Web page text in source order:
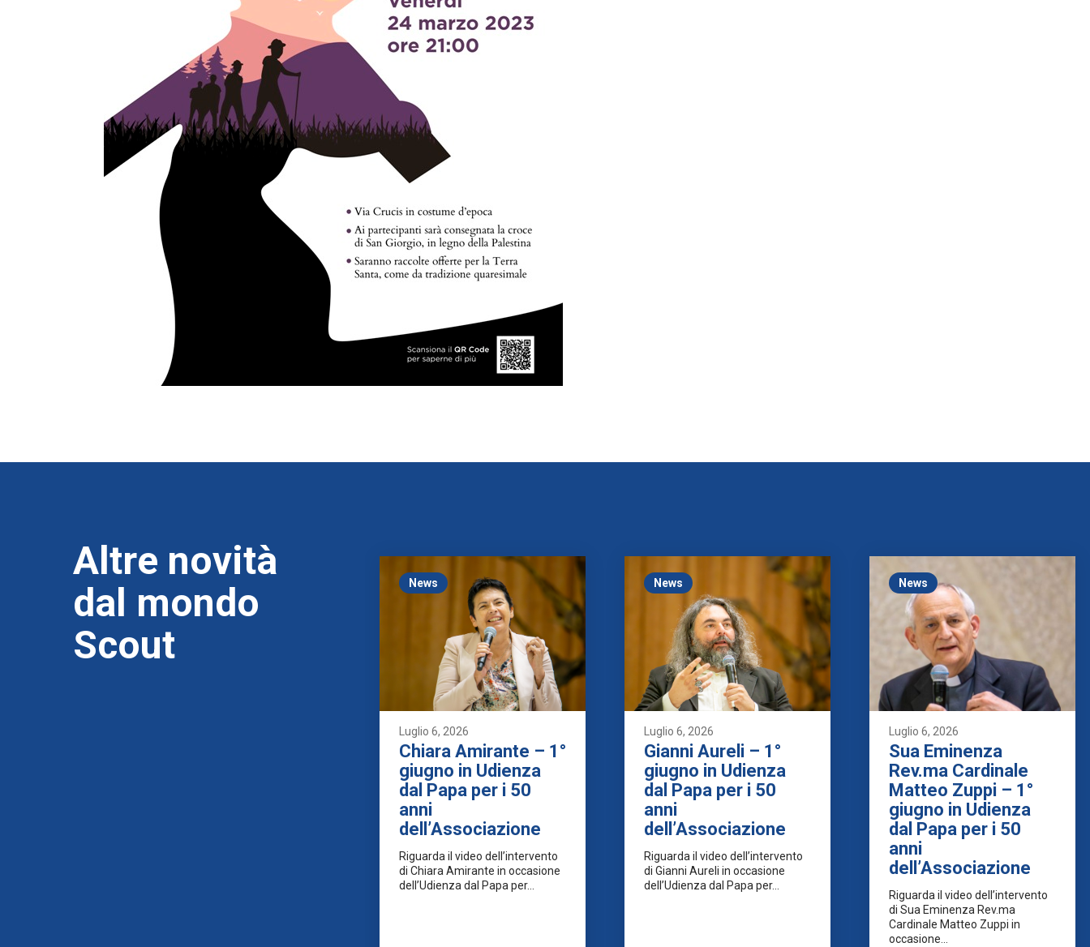
Altre novità
dal mondo
Scout
News
Luglio 6, 2026
Chiara Amirante – 1°
giugno in Udienza
dal Papa per i 50
anni
dell’Associazione
Riguarda il video dell’intervento
di Chiara Amirante in occasione
dell’Udienza dal Papa per...
News
Luglio 6, 2026
Gianni Aureli – 1°
giugno in Udienza
dal Papa per i 50
anni
dell’Associazione
Riguarda il video dell’intervento
di Gianni Aureli in occasione
dell’Udienza dal Papa per...
News
Luglio 6, 2026
Sua Eminenza
Rev.ma Cardinale
Matteo Zuppi – 1°
giugno in Udienza
dal Papa per i 50
anni
dell’Associazione
Riguarda il video dell’intervento
di Sua Eminenza Rev.ma
Cardinale Matteo Zuppi in
occasione...